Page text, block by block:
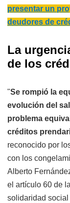
presentar un
deudores de
La
de los
"Se rompió la
evolución del
problema
créditos
reconocido por
con los
Alberto
el artículo 60 de
solidaridad